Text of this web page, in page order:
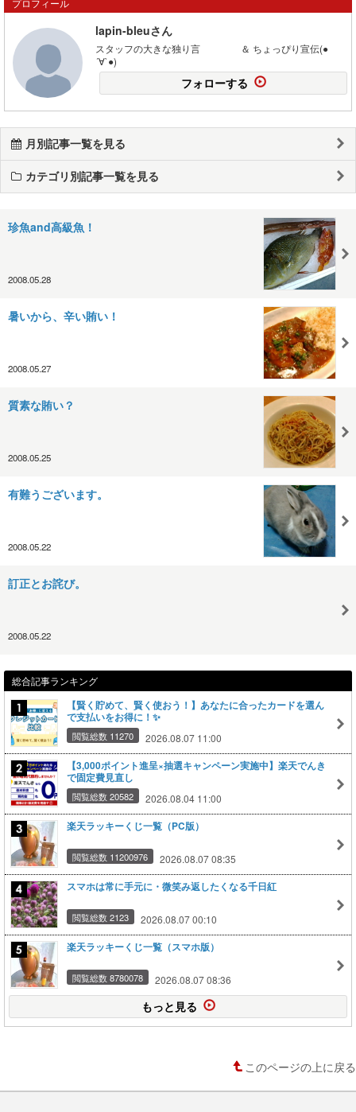
lapin-bleuさん
スタッフの大きな独り言 ＆ ちょっぴり宣伝(●
´∀`●)
フォローする
月別記事一覧を見る
カテゴリ別記事一覧を見る
珍魚and高級魚！
2008.05.28
暑いから、辛い賄い！
2008.05.27
質素な賄い？
2008.05.25
有難うございます。
2008.05.22
訂正とお詫び。
2008.05.22
総合記事ランキング
【賢く貯めて、賢く使おう！】あなたに合ったカードを選ん
で支払いをお得に！✨
閲覧総数 11270 2026.08.07 11:00
【3,000ポイント進呈×抽選キャンペーン実施中】楽天でんき
で固定費見直し
閲覧総数 20582 2026.08.04 11:00
楽天ラッキーくじ一覧（PC版）
閲覧総数 11200976 2026.08.07 08:35
スマホは常に手元に・微笑み返したくなる千日紅
閲覧総数 2123 2026.08.07 00:10
楽天ラッキーくじ一覧（スマホ版）
閲覧総数 8780078 2026.08.07 08:36
もっと見る
このページの上に戻る